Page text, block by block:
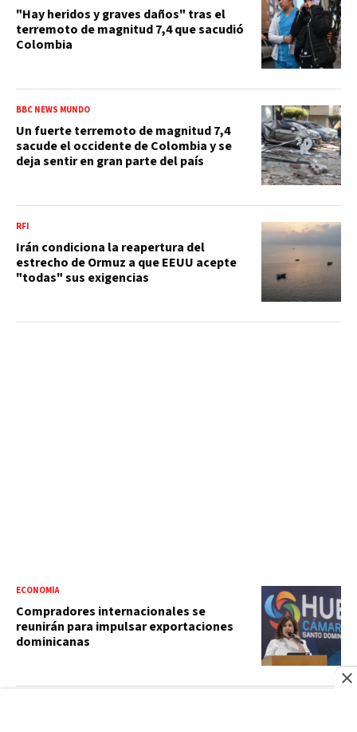
"Hay heridos y graves daños" tras el
terremoto de magnitud 7,4 que sacudió
Colombia
BBC NEWS MUNDO
Un fuerte terremoto de magnitud 7,4
sacude el occidente de Colombia y se
deja sentir en gran parte del país
RFI
Irán condiciona la reapertura del
estrecho de Ormuz a que EEUU acepte
"todas" sus exigencias
ECONOMÍA
Compradores internacionales se
reunirán para impulsar exportaciones
dominicanas